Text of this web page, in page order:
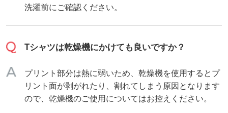
洗濯前にご確認ください。
Tシャツは乾燥機にかけても良いですか？
プリント部分は熱に弱いため、乾燥機を使用するとプ
リント面が剥がれたり、割れてしまう原因となります
ので、乾燥機のご使用についてはお控えください。